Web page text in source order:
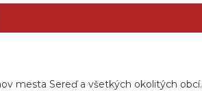
mesta Sereď a všetkých okolitých obcí.